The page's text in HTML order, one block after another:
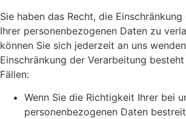
Sie haben das Recht, die
Ihrer personenbezogenen Daten zu
können Sie sich jederzeit an uns
Einschränkung der Verarbeitung
Fällen:
Wenn Sie die Richtigkeit Ihrer bei
personenbezogenen Daten